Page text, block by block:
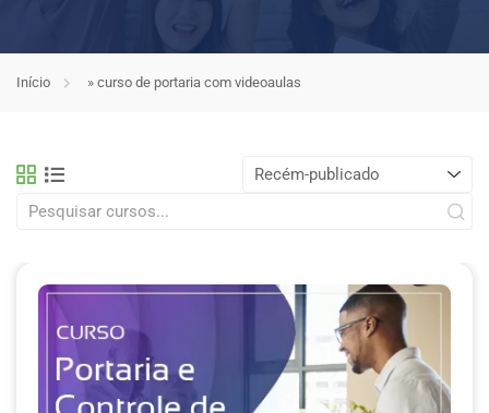
Início » curso de portaria com videoaulas